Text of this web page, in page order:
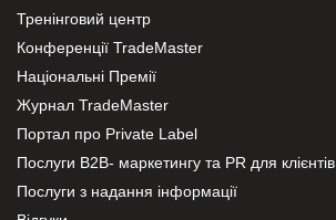
Тренінговий центр
Конференції TradeMaster
Національні Премії
Журнал TradeMaster
Портал про Private Label
Послуги В2В- маркетингу та PR для клієнтів
Послуги з надання інформації